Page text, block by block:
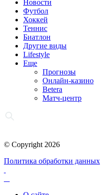
Новости
Футбол
Хоккей
Теннис
Биатлон
Другие виды
Lifestyle
Еще
Прогнозы
Онлайн-казино
Betera
Матч-центр
© Copyright 2026
Политика обработки данных